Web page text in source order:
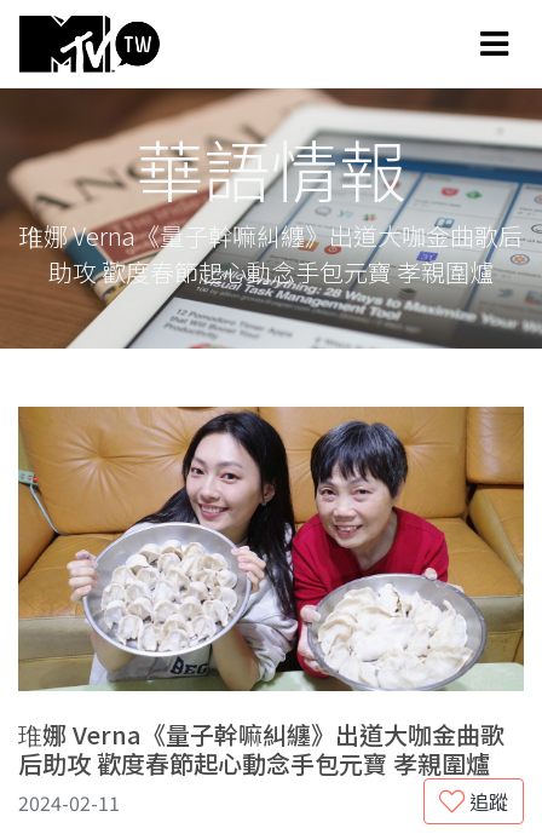
華語情報
琟娜 Verna《量子幹嘛糾纏》出道大咖金曲歌后
助攻 歡度春節起心動念手包元寶 孝親圍爐
琟娜 Verna《量子幹嘛糾纏》出道大咖金曲歌
后助攻 歡度春節起心動念手包元寶 孝親圍爐
追蹤
2024-02-11